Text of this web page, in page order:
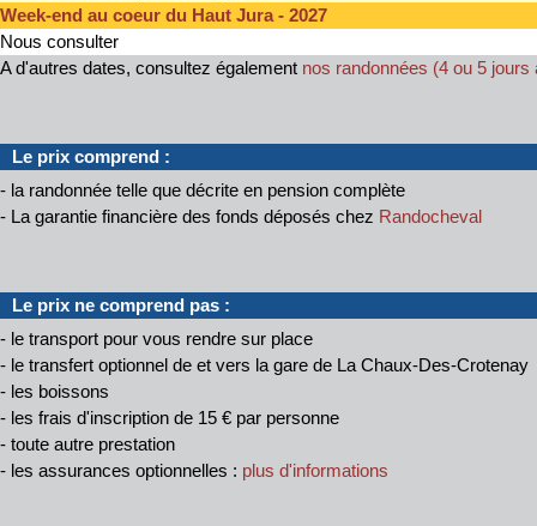
Week-end au coeur du Haut Jura - 2027
Nous consulter
A d'autres dates, consultez également nos randonnées (4 ou 5
Le prix comprend :
- la randonnée telle que décrite en pension complète
- La garantie financière des fonds déposés chez Randocheval
Le prix ne comprend pas :
- le transport pour vous rendre sur place
- le transfert optionnel de et vers la gare de La Chaux-Des-Crotenay
- les boissons
- les frais d'inscription de 15 € par personne
- toute autre prestation
- les assurances optionnelles : plus d'informations